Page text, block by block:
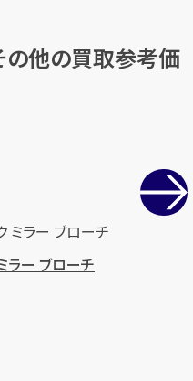
の他の買取参考価
ラー ブローチ